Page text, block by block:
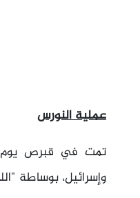
عملية النورس